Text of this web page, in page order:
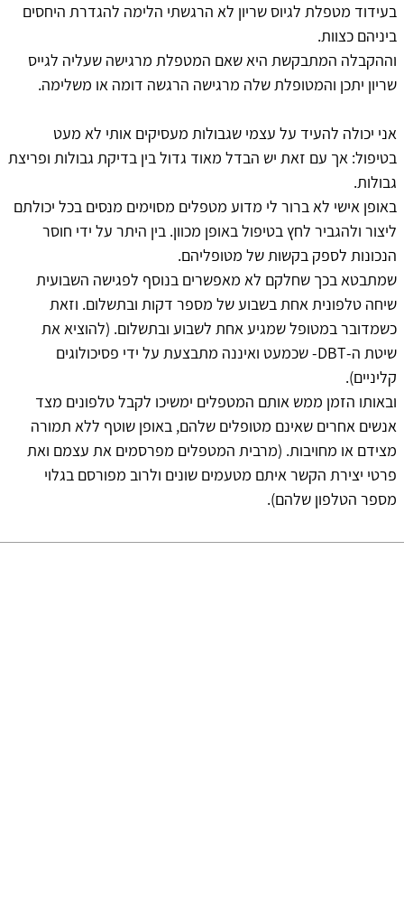
בעידוד מטפלת לגיוס שריון לא הרגשתי הלימה להגדרת היחסים
ביניהם כצוות.
וההקבלה המתבקשת היא שאם המטפלת מרגישה שעליה לגייס
שריון יתכן והמטופלת שלה מרגישה הרגשה דומה או משלימה.
אני יכולה להעיד על עצמי שגבולות מעסיקים אותי לא מעט
בטיפול: אך עם זאת יש הבדל מאוד גדול בין בדיקת גבולות ופריצת
גבולות.
באופן אישי לא ברור לי מדוע מטפלים מסוימים מנסים בכל יכולתם
ליצור ולהגביר לחץ בטיפול באופן מכוון. בין היתר על ידי חוסר
הנכונות לספק בקשות של מטופליהם.
שמתבטא בכך שחלקם לא מאפשרים בנוסף לפגישה השבועית
שיחה טלפונית אחת בשבוע של מספר דקות ובתשלום. וזאת
כשמדובר במטופל שמגיע אחת לשבוע ובתשלום. (להוציא את
שיטת ה-DBT- שכמעט ואיננה מתבצעת על ידי פסיכולוגים
קליניים).
ובאותו הזמן ממש אותם המטפלים ימשיכו לקבל טלפונים מצד
אנשים אחרים שאינם מטופלים שלהם, באופן שוטף ללא תמורה
מצידם או מחויבות. (מרבית המטפלים מפרסמים את עצמם ואת
פרטי יצירת הקשר איתם מטעמים שונים ולרוב מפורסם בגלוי
מספר הטלפון שלהם).